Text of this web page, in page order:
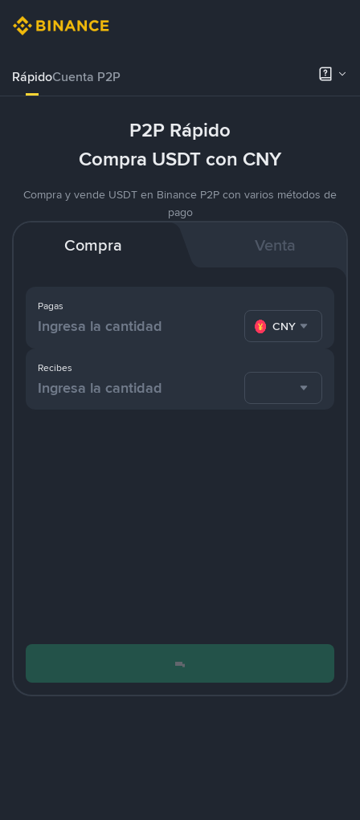
RápidoCuenta P2P
P2P Rápido
Compra USDT con CNY
Compra y vende USDT en Binance P2P con varios métodos de
pago
Compra Venta
Pagas
CNY
Recibes